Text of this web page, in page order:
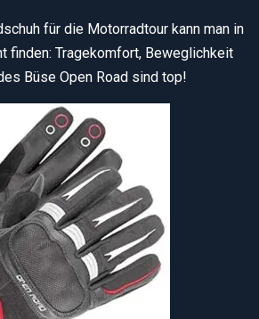
für die Motorradtour kann man in
finden: Tragekomfort, Beweglichkeit
Büse Open Road sind top!